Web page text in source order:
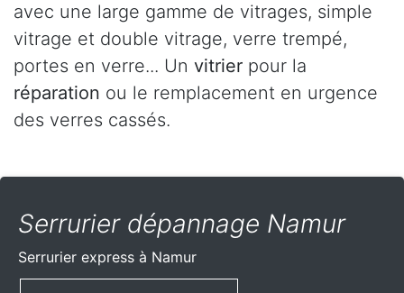
avec une large gamme de vitrages, simple
vitrage et double vitrage, verre trempé,
portes en verre... Un vitrier pour la
réparation ou le remplacement en urgence
des verres cassés.
Serrurier dépannage Namur
Serrurier express à Namur